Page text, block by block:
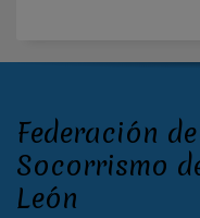
Federación
Socorrismo
León